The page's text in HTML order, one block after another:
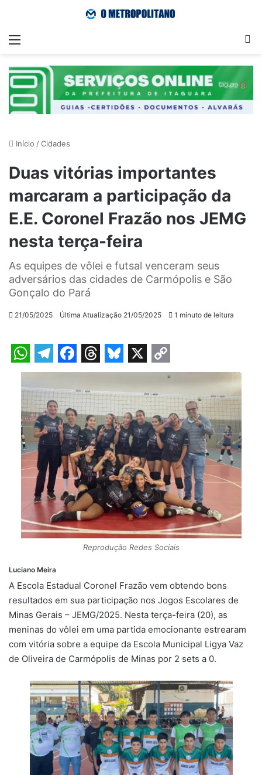
Menu
Início /Cidades
Duas vitórias importantes
marcaram a participação da
E.E. Coronel Frazão nos JEMG
nesta terça-feira
As equipes de vôlei e futsal venceram seus
adversários das cidades de Carmópolis e São
Gonçalo do Pará
21/05/2025 Última Atualização 21/05/2025 1 minuto de leitura
W
h
a
A
p
T
e
l
e
g
r
a
m
F
a
c
e
b
o
o
k
T
h
r
e
a
d
s
B
l
u
e
s
k
y
X C
o
p
y
L
i
n
k
Reprodução Redes Sociais
Luciano Meira
A Escola Estadual Coronel Frazão vem obtendo bons
resultados em sua participação nos Jogos Escolares de
Minas Gerais – JEMG/2025. Nesta terça-feira (20), as
meninas do vôlei em uma partida emocionante estrearam
com vitória sobre a equipe da Escola Municipal Ligya Vaz
de Oliveira de Carmópolis de Minas por 2 sets a 0.